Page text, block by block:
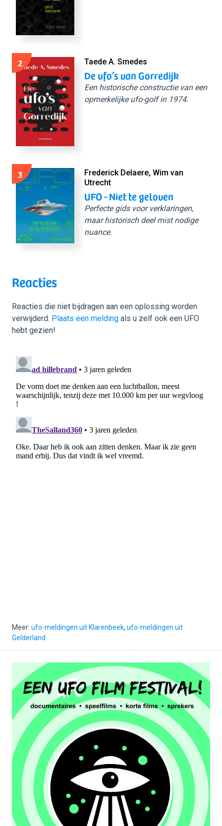
2 Taede A. Smedes
De ufo’s van Gorredijk
Een historische constructie van een
opmerkelijke ufo-golf in 1974.
3
Frederick Delaere, Wim van
Utrecht
UFO - Niet te geloven
Perfecte gids voor verklaringen,
maar historisch deel mist nodige
nuance.
Reacties
Reacties die niet bijdragen aan een oplossing worden
verwijderd. Plaats een melding als u zelf ook een UFO
hebt gezien!
Meer: ufo-meldingen uit Klarenbeek, ufo-meldingen uit
Gelderland